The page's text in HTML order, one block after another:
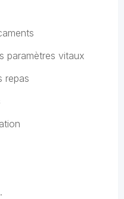
paramètres vitaux
repas